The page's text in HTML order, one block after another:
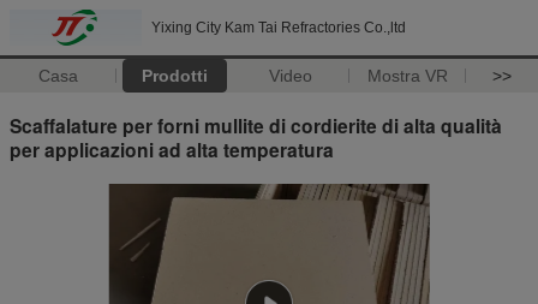
Yixing City Kam Tai Refractories Co.,ltd
Casa Prodotti Video Mostra VR >>
Scaffalature per forni mullite di cordierite di alta qualità
per applicazioni ad alta temperatura